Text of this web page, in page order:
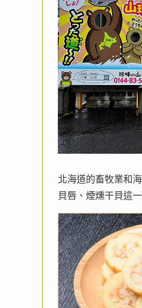
北海道的畜牧業和
貝唇、煙燻干貝這